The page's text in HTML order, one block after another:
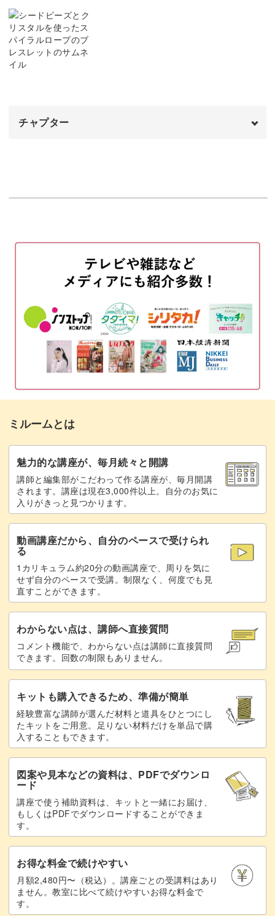
編み方を習得したら、ビーズを変えて編んでみると全く違
う作品を楽しめるのもスパイラルロープの魅力。
竹ビーズを使ったり、大小のパールを使ったりといったア
好きなビーズや色の組み合わせを試してみると、ビーズス
高級感のあるデザイン
螺旋状にビーズが巻かれていくことで、立体的で美しい視
覚効果を生み出すスパイラルロープ。
シードビーズとクリスタルの組み合わせると、大人っぽく
て高級感のあるアクセサリーが仕上がります。
日常使いはもちろん、特別なパーティなどにもぴったりな
ブレスレットです。
自分で作ったブレスレットは、市販のものと違ってより愛
着のあるアイテムとなりますよ♪
みなさんも美しいスパイラルロープのブレスレット作りに
挑戦してみませんか？
レッスンでお待ちしています！
チャプター
スパイラルロープの編み方
ビーズと糸を準備する
スパイラルロープを半分編む 12:08
カニカンをつける
残りを編んでリングパーツをつける
チャームをつける 32:19
スパイラルロープのアレンジ方法
完成♪
ミルームとは
魅力的な講座が、毎月続々と開講
講師と編集部がこだわって作る講座が、毎月開講
されます。講座は現在3,000件以上。自分のお気に
入りがきっと見つかります。
動画講座だから、自分のペースで受けられ
る
1カリキュラム約20分の動画講座で、周りを気に
せず自分のペースで受講。制限なく、何度でも見
直すことができます。
わからない点は、講師へ直接質問
コメント機能で、わからない点は講師に直接質問
できます。回数の制限もありません。
キットも購入できるため、準備が簡単
経験豊富な講師が選んだ材料と道具をひとつにし
たキットをご用意。足りない材料だけを単品で購
入することもできます。
図案や見本などの資料は、PDFでダウンロ
ード
講座で使う補助資料は、キットと一緒にお届け、
もしくはPDFでダウンロードすることができま
す。
お得な料金で続けやすい
月額2,480円〜（税込）。講座ごとの受講料はあり
ません。教室に比べて続けやすいお得な料金で
す。